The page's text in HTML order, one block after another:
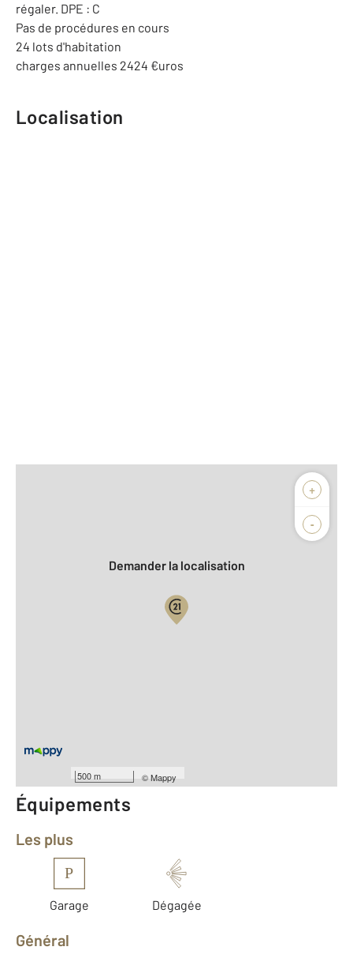
régaler. DPE : C
Pas de procédures en cours
24 lots d'habitation
charges annuelles 2424 €uros
Localisation
+
-
500 m ©Mappy
Biens vendus
Demander la localisation
Année construction : 2002
Équipements
Les plus
P
Garage Dégagée
Général